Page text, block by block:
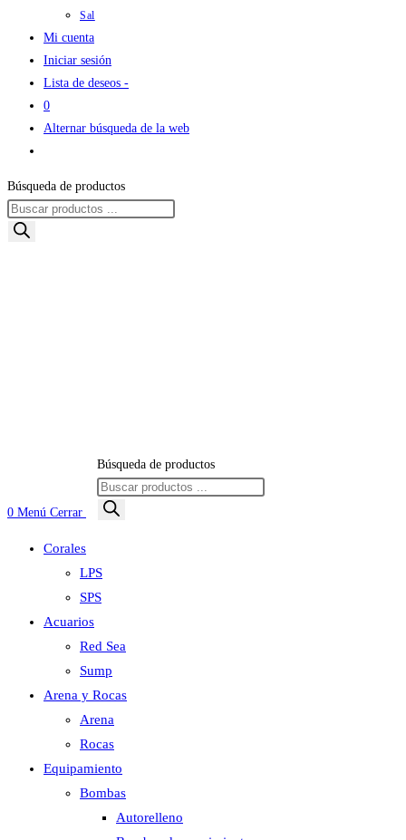
Sal
Mi cuenta
Iniciar sesión
Lista de deseos -
0
Alternar búsqueda de la web
Búsqueda de productos
0 Menú Cerrar
Búsqueda de productos
Corales
LPS
SPS
Acuarios
Red Sea
Sump
Arena y Rocas
Arena
Rocas
Equipamiento
Bombas
Autorelleno